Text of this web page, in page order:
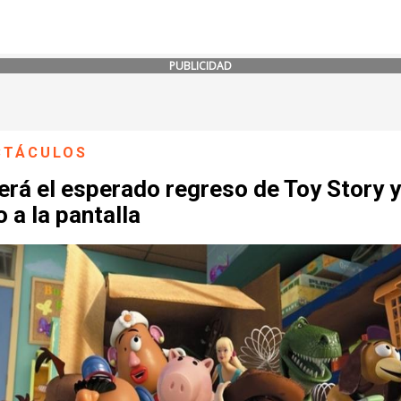
PUBLICIDAD
el esperado regreso de Toy Story y
a la pantalla